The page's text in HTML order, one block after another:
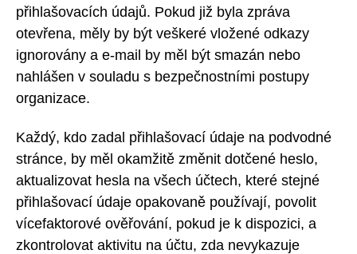
přihlašovacích údajů. Pokud již byla zpráva
otevřena, měly by být veškeré vložené odkazy
ignorovány a e-mail by měl být smazán nebo
nahlášen v souladu s bezpečnostními postupy
organizace.
Každý, kdo zadal přihlašovací údaje na podvodné
stránce, by měl okamžitě změnit dotčené heslo,
aktualizovat hesla na všech účtech, které stejné
přihlašovací údaje opakovaně používají, povolit
vícefaktorové ověřování, pokud je k dispozici, a
zkontrolovat aktivitu na účtu, zda nevykazuje